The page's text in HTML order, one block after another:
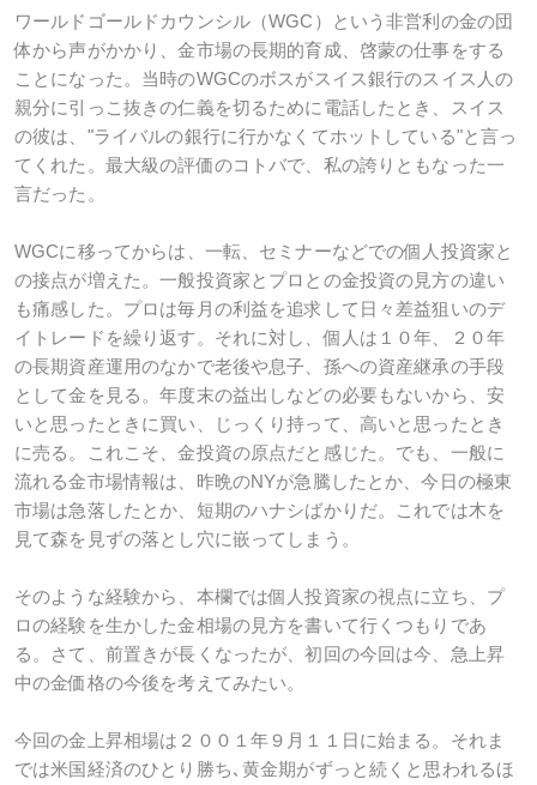
ワールドゴールドカウンシル（WGC）という非営利の金の団
体から声がかかり、金市場の長期的育成、啓蒙の仕事をする
ことになった。当時のWGCのボスがスイス銀行のスイス人の
親分に引っこ抜きの仁義を切るために電話したとき、スイス
の彼は、"ライバルの銀行に行かなくてホットしている"と言っ
てくれた。最大級の評価のコトバで、私の誇りともなった一
言だった。
WGCに移ってからは、一転、セミナーなどでの個人投資家と
の接点が増えた。一般投資家とプロとの金投資の見方の違い
も痛感した。プロは毎月の利益を追求して日々差益狙いのデ
イトレードを繰り返す。それに対し、個人は１０年、２０年
の長期資産運用のなかで老後や息子、孫への資産継承の手段
として金を見る。年度末の益出しなどの必要もないから、安
いと思ったときに買い、じっくり持って、高いと思ったとき
に売る。これこそ、金投資の原点だと感じた。でも、一般に
流れる金市場情報は、昨晩のNYが急騰したとか、今日の極東
市場は急落したとか、短期のハナシばかりだ。これでは木を
見て森を見ずの落とし穴に嵌ってしまう。
そのような経験から、本欄では個人投資家の視点に立ち、プ
ロの経験を生かした金相場の見方を書いて行くつもりであ
る。さて、前置きが長くなったが、初回の今回は今、急上昇
中の金価格の今後を考えてみたい。
今回の金上昇相場は２００１年９月１１日に始まる。それま
では米国経済のひとり勝ち､黄金期がずっと続くと思われるほ